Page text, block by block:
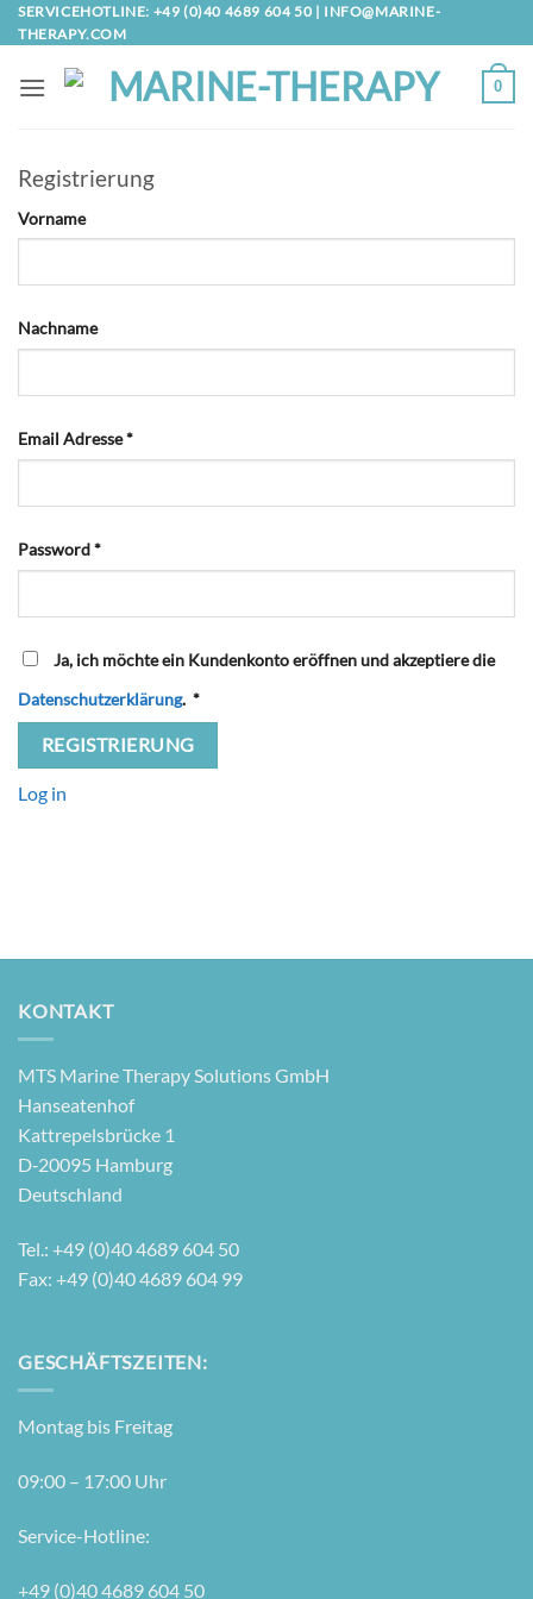
Zum
Inhalt
springen
SERVICEHOTLINE: +49 (0)40 4689 604 50 | INFO@MARINE-
THERAPY.COM
0
Registrierung
Vor­na­me
Nach­na­me
Email Adres­se*
Pass­word*
Ja, ich möch­te ein Kun­den­kon­to eröff­nen und akzep­tie­re die
Daten­schutz­er­klä­rung. *
Log in
KONTAKT
MTS Mari­ne The­ra­py Solu­ti­ons GmbH
Hanseatenhof
Kattre­pels­brü­cke 1
D‑20095 Hamburg
Deutschland
Tel.: +49 (0)40 4689 604 50
Fax: +49 (0)40 4689 604 99
GESCHÄFTSZEITEN:
Mon­tag bis Freitag
09:00 – 17:00 Uhr
Ser­vice-Hot­line:
+49 (0)40 4689 604 50